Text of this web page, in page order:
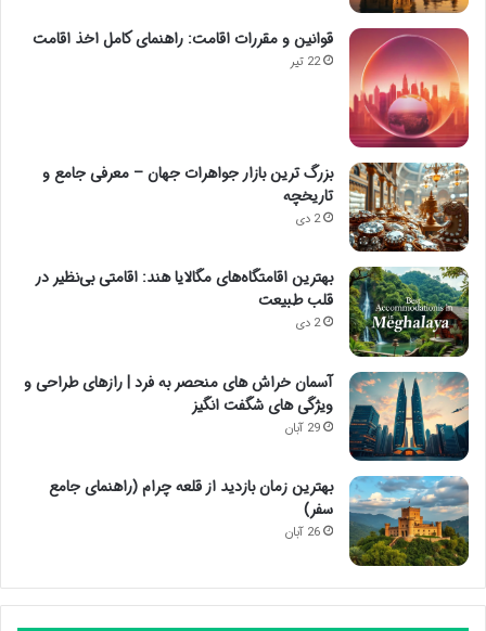
قوانین و مقررات اقامت: راهنمای کامل اخذ اقامت
22 تیر
بزرگ ترین بازار جواهرات جهان – معرفی جامع و
تاریخچه
2 دی
بهترین اقامتگاه‌های مگالایا هند: اقامتی بی‌نظیر در
قلب طبیعت
2 دی
آسمان خراش های منحصر به فرد | رازهای طراحی و
ویژگی های شگفت انگیز
29 آبان
بهترین زمان بازدید از قلعه چرام (راهنمای جامع
سفر)
26 آبان